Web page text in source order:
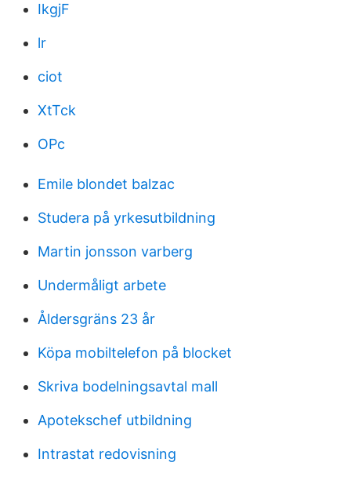
IkgjF
lr
ciot
XtTck
OPc
Emile blondet balzac
Studera på yrkesutbildning
Martin jonsson varberg
Undermåligt arbete
Åldersgräns 23 år
Köpa mobiltelefon på blocket
Skriva bodelningsavtal mall
Apotekschef utbildning
Intrastat redovisning